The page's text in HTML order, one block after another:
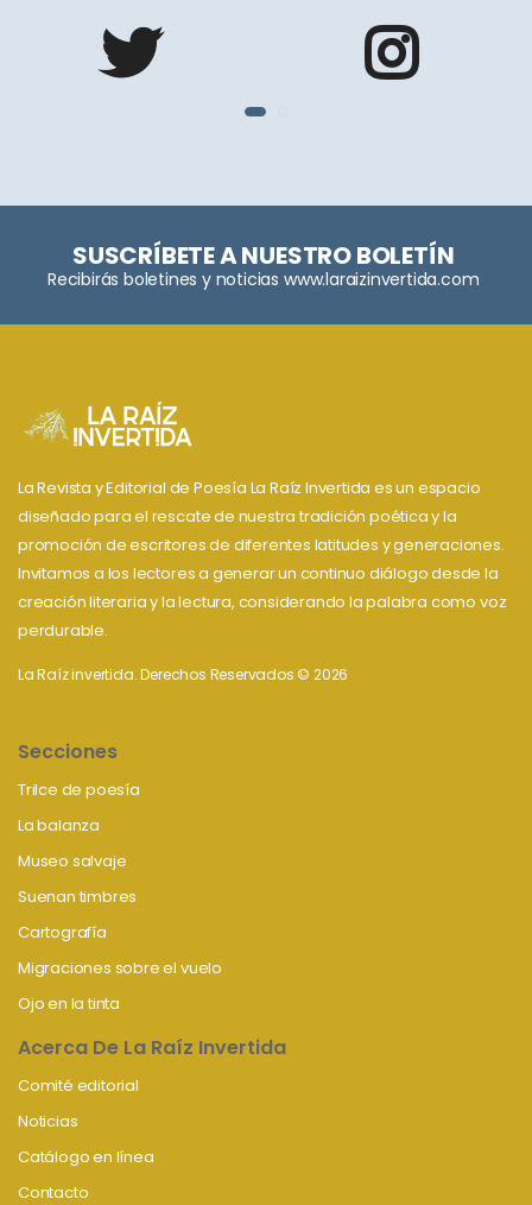
SUSCRÍBETE A NUESTRO BOLETÍN
Recibirás boletines y noticias www.laraizinvertida.com
La Revista y Editorial de Poesía La Raíz Invertida es un espacio
diseñado para el rescate de nuestra tradición poética y la
promoción de escritores de diferentes latitudes y generaciones.
Invitamos a los lectores a generar un continuo diálogo desde la
creación literaria y la lectura, considerando la palabra como voz
perdurable.
La Raíz invertida. Derechos Reservados © 2026
Secciones
Trilce de poesía
La balanza
Museo salvaje
Suenan timbres
Cartografía
Migraciones sobre el vuelo
Ojo en la tinta
Acerca De La Raíz Invertida
Comité editorial
Noticias
Catálogo en línea
Contacto